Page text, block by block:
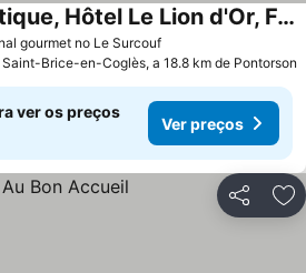
gourmet no Le Surcouf
The Originals Boutique, Hôtel Le Lion d'Or, Fougères Ouest
Saint-Brice-en-Coglès, a 18.8 km de Pontorson
ver os preços
Ver preços
Partilhar